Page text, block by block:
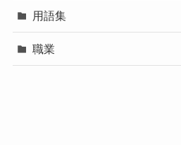
用語集
職業